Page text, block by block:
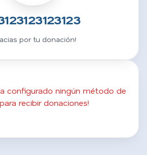
por tu donación!
configurado ningún método de
recibir donaciones!